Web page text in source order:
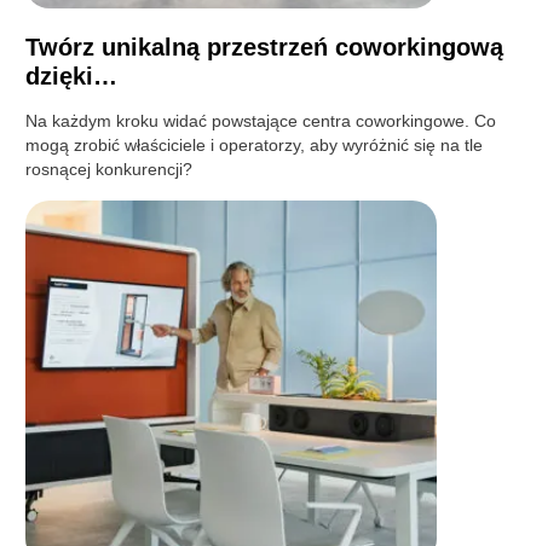
Twórz unikalną przestrzeń coworkingową
dzięki…
Na każdym kroku widać powstające centra coworkingowe. Co
mogą zrobić właściciele i operatorzy, aby wyróżnić się na tle
rosnącej konkurencji?